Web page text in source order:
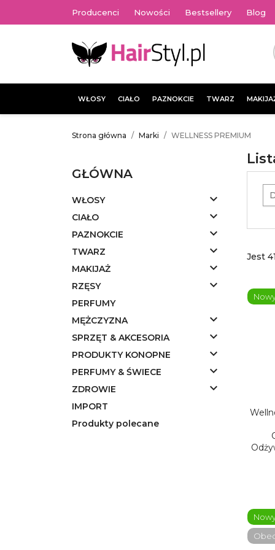
Producenci Nowości Bestsellery Blog
WŁOSY CIAŁO PAZNOKCIE TWARZ
Strona główna Marki WELLNESS PREMIUM
GŁÓWNA
WŁOSY 
CIAŁO 
PAZNOKCIE 
TWARZ 
MAKIJAŻ 
RZĘSY 
PERFUMY
MĘŻCZYZNA

SPRZĘT & AKCESORIA 
PRODUKTY KONOPNE 
PERFUMY & ŚWIECE 
ZDROWIE 
IMPORT
Produkty polecane
Jest